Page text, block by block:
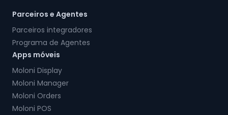
Parceiros e Agentes
Parceiros integradores
Programa de Agentes
Apps móveis
Moloni Display
Moloni Manager
Moloni Orders
Moloni POS